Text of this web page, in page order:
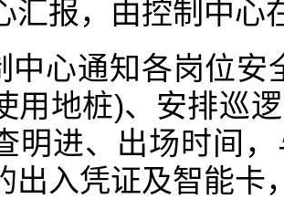
汇报，由控制中心
中心通知各岗位安
用地桩)、安排巡
明进、出场时间
出入凭证及智能卡